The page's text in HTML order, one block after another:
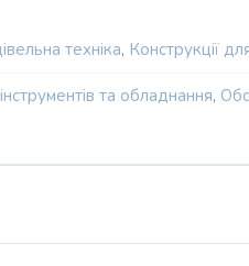
техніка, Конструкції
та обладнання,